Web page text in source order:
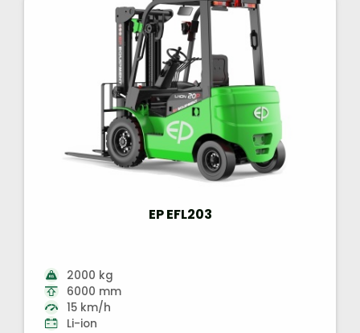
EP EFL203
2000 kg
6000 mm
15 km/h
Li-ion